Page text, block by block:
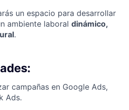
un espacio para desarrollar
ambiente laboral dinámico,
.
campañas en Google Ads,
Ads.